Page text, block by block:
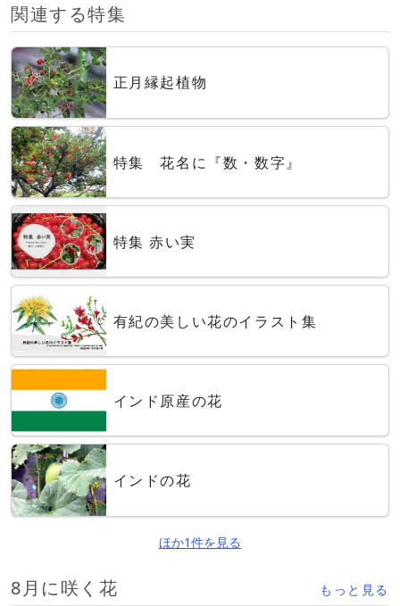
関連する特集
正月縁起植物
特集 花名に『数・数字』
特集 赤い実
有紀の美しい花のイラスト集
インド原産の花
インドの花
ほか1件を見る
8月に咲く花 もっと見る